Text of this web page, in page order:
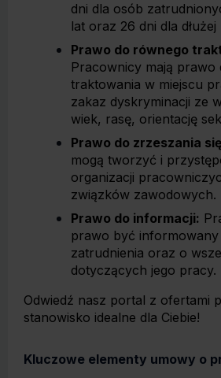
dni dla osób
lat oraz 26 dni dla
Prawo do równego
Pracownicy mają prawo
traktowania w miejscu
zakaz dyskryminacji ze
wiek, rasę, orientację
Prawo do zrzeszania
mogą tworzyć i
organizacji
związków zawodowych.
Prawo do informacji:
prawo być
zatrudnienia oraz o
dotyczących jego pracy.
Odwiedź nasz portal z ofertami
stanowisko idealne dla Ciebie!
Kluczowe elementy umowy o